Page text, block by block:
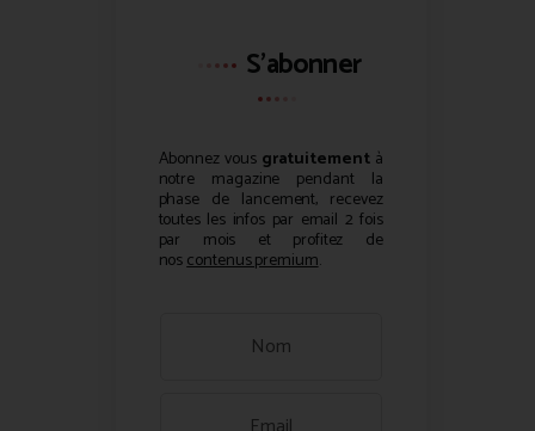
S'abonner
Abonnez vous gratuitementà
notre magazine pendant la
phase de lancement, recevez
toutes les infos par email 2 fois
par mois et profitez de
noscontenus premium.